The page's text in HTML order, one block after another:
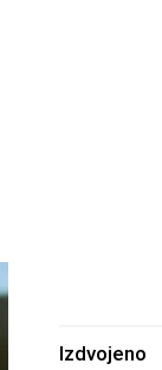
Izdvojeno